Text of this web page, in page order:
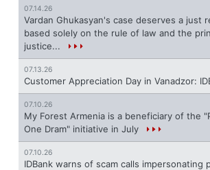
07.14.26
Vardan Ghukasyan's case deserves a just
based solely on the rule of law and the
justice...
07.13.26
Customer Appreciation Day in Vanadzor:
07.10.26
My Forest Armenia is a beneficiary of the
One Dram" initiative in July
07.10.26
IDBank warns of scam calls impersonating